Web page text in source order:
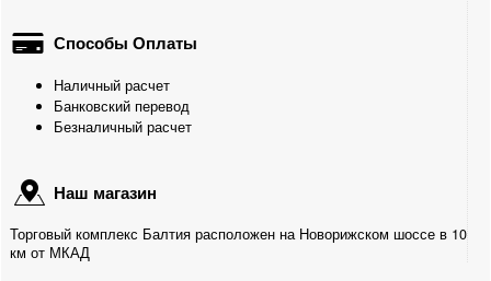
Фитинги
Радиаторы отопления
Насосные группы
Контрольно-измерительные приборы и автоматика
Способы Оплаты
Наличный расчет
Банковский перевод
Безналичный расчет
Наш магазин
Торговый комплекс Балтия расположен на Новорижском шоссе в 10
км от МКАД